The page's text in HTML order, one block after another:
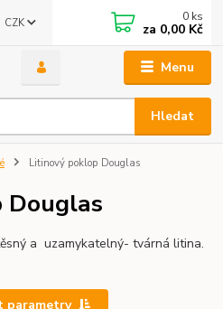
Menu
CZK
Hledat
0 ks
za 0,00 Kč
Litinový poklop Douglas
Douglas
a uzamykatelný- tvárná litina.
parametry